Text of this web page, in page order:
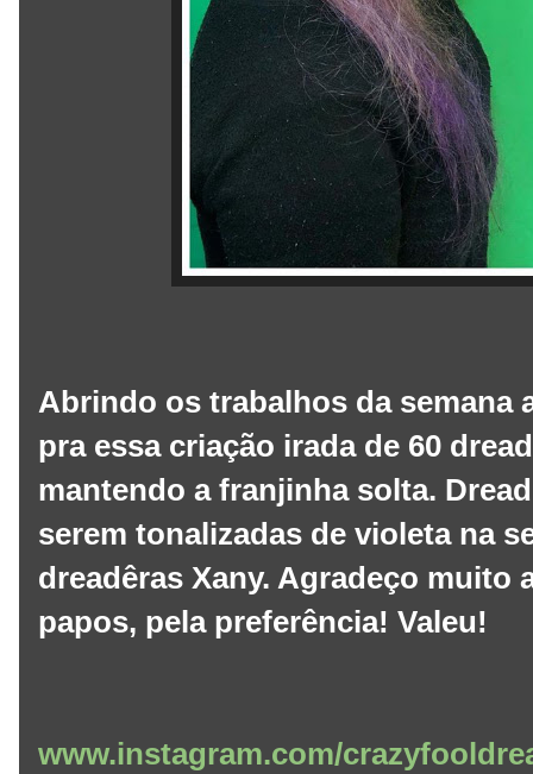
Abrindo os trabalhos da semana
pra essa criação irada de 60
mantendo a franjinha solta.
serem tonalizadas de violeta na
dreadêras Xany. Agradeço muito
papos, pela preferência! Valeu!
www.instagram.com/